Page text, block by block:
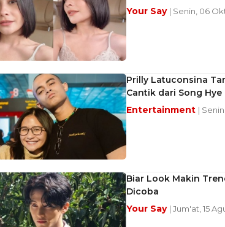
Your Say | Senin, 06
Prilly Latuconsina
Cantik dari Song Hye
Entertainment |
Biar Look Makin
Dicoba
Your Say | Jum'at, 15